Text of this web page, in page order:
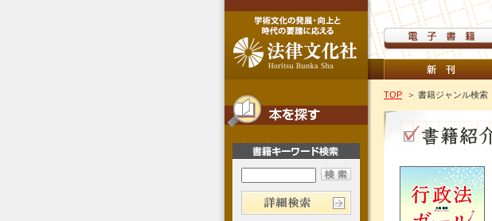
TOP ＞ 書籍ジャンル検索